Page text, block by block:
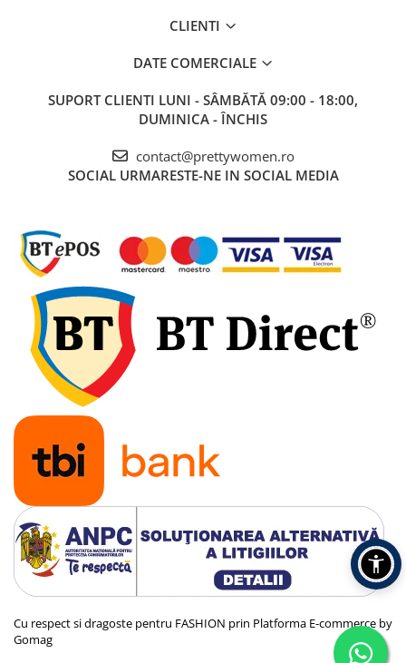
CLIENTI
DATE COMERCIALE
SUPORT CLIENTI LUNI - SÂMBĂTĂ 09:00 - 18:00,
DUMINICA - ÎNCHIS
contact@prettywomen.ro
SOCIAL URMARESTE-NE IN SOCIAL MEDIA
Cu respect si dragoste pentru FASHION prin Platforma E-commerce by
Gomag